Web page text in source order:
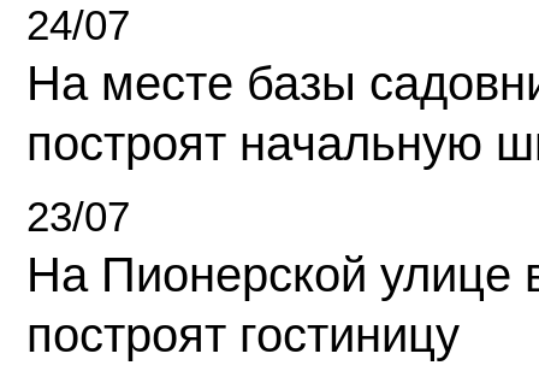
24/07
На месте базы
построят начальную
23/07
На Пионерской улице
построят гостиницу